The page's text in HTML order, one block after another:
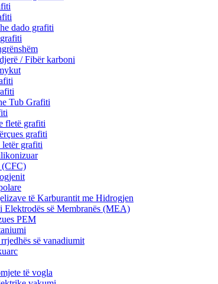
dado grafiti
/ Fibër karboni
Tub Grafiti
fletë grafiti
grafiti
letër grafiti
të Karburantit me Hidrogjen
Elektrodës së Membranës (MEA)
PEM
së vanadiumit
të vogla